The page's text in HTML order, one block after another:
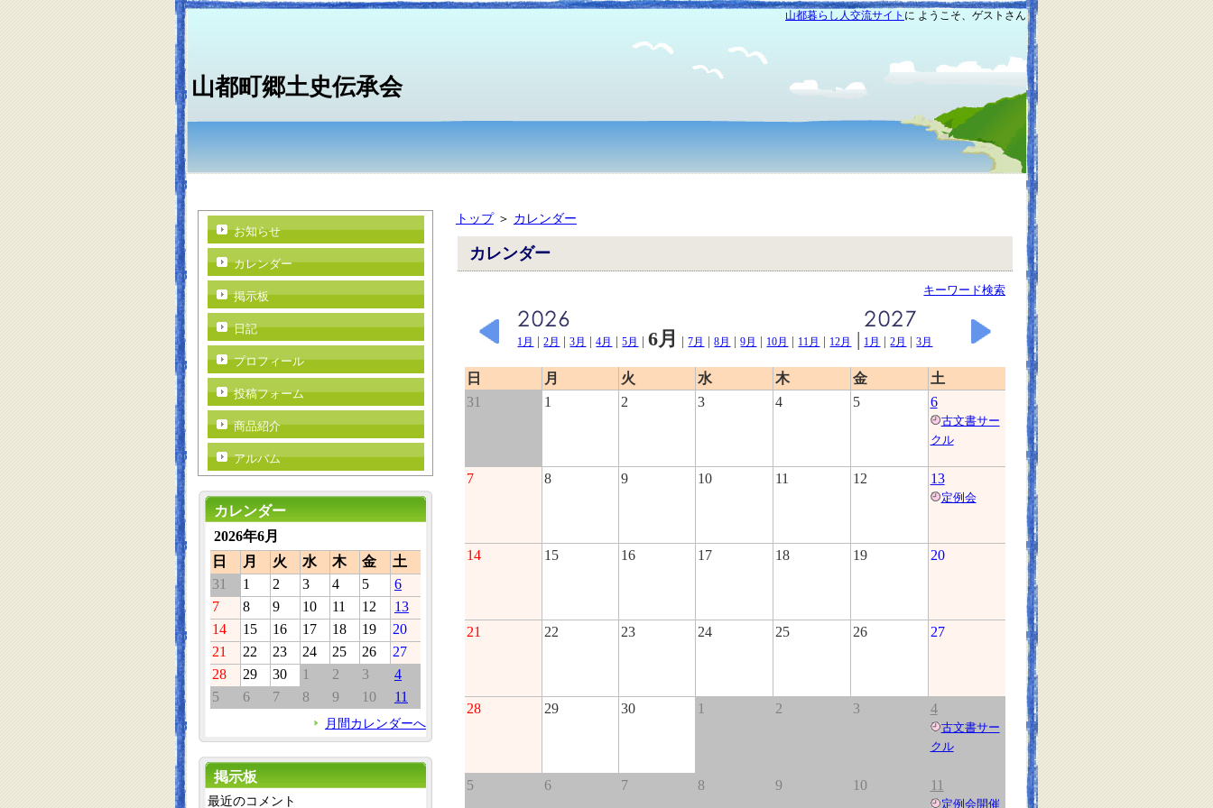
山都暮らし人交流サイト に ようこそ、ゲストさん
山都町郷土史伝承会
トップ＞ カレンダー
カレンダー
キーワード検索
1月 |2月 |3月 |4月 |5月 |6月 |7月 |8月 |9月 | 10月 | 11月 | 12月 | 1月 |2月 |3月
日 月 火 水 木 金
土
31
1 2 3 4 5 6
古文書サー
クル
7 8 9 10 11 12 13
定例会
14 15 16 17 18 19 20
21 22 23 24 25 26 27
28 29 30 1 2 3 4
古文書サー
クル
5 6 7 8 9 10 11
定例会開催
お知らせ
カレンダー
掲示板
日記
プロフィール
投稿フォーム
商品紹介
アルバム
カレンダー
2026年6月
日
月 火 水 木 金
土
31
1 2 3 4 5
6
7
8 9 10 11 12
13
14
15 16 17 18 19
20
21
22 23 24 25 26
27
28
29 30 1 2 3
4
5
6 7 8 9 10 11
月間カレンダーへ
掲示板
最近のコメント